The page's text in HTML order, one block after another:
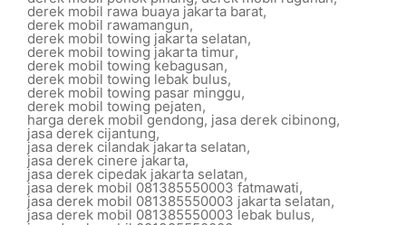
derek mobil rawa buaya jakarta barat,
derek mobil rawamangun,
derek mobil towing jakarta selatan,
derek mobil towing jakarta timur,
derek mobil towing kebagusan,
derek mobil towing lebak bulus,
derek mobil towing pasar minggu,
derek mobil towing pejaten,
harga derek mobil gendong, jasa derek cibinong,
jasa derek cijantung,
jasa derek cilandak jakarta selatan,
jasa derek cinere jakarta,
jasa derek cipedak jakarta selatan,
jasa derek mobil 081385550003 fatmawati,
jasa derek mobil 081385550003 jakarta selatan,
jasa derek mobil 081385550003 lebak bulus,